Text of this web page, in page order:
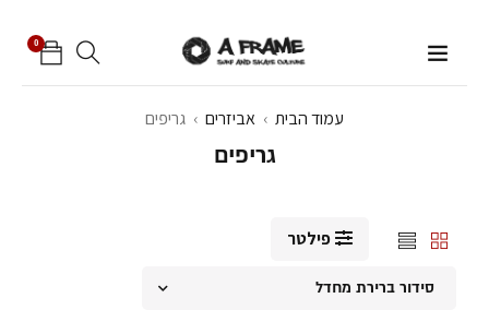
0
עמוד הבית › אביזרים › גריפים
גריפים
פילטר
סידור ברירת מחדל